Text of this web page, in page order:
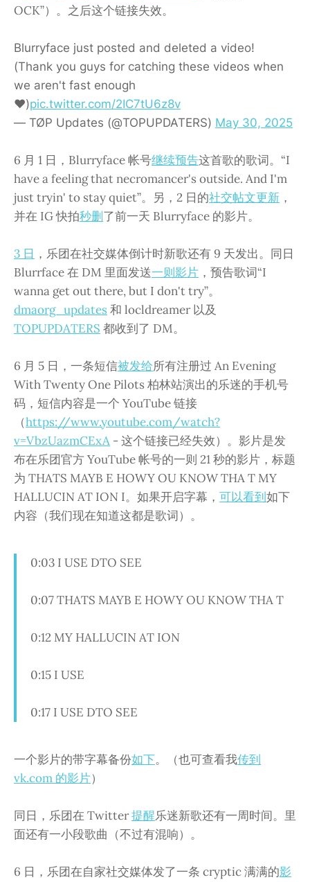
OCK”）。之后这个链接失效。
Blurryface just posted and deleted a video!
(Thank you guys for catching these videos when
we aren't fast enough
♥️)pic.twitter.com/2IC7tU6z8v
— TØP Updates (@TOPUPDATERS) May 30, 2025
6 月 1 日，Blurryface 帐号继续预告这首歌的歌词。“I
have a feeling that necromancer's outside. And I'm
just tryin' to stay quiet”。另，2 日的社交帖文更新 ，
并在 IG 快拍秒删了前一天 Blurryface 的影片。
3 日 ，乐团在社交媒体倒计时新歌还有 9 天发出。同日
Blurrface 在 DM 里面发送一则影片 ，预告歌词“I
wanna get out there, but I don't try”。
dmaorg_updates 和 locldreamer 以及
TOPUPDATERS 都收到了 DM。
6 月 5 日，一条短信被发给所有注册过 An Evening
With Twenty One Pilots 柏林站演出的乐迷的手机号
码，短信内容是一个 YouTube 链接
（https://www.youtube.com/watch?
v=VbzUazmCExA - 这个链接已经失效）。影片是发
布在乐团官方 YouTube 帐号的一则 21 秒的影片，标题
为 THATS MAYB E HOWY OU KNOW THA T MY
HALLUCIN AT ION I。如果开启字幕， 可以看到如下
内容（我们现在知道这都是歌词）。
0:03 I USE DTO SEE
0:07 THATS MAYB E HOWY OU KNOW THA T
0:12 MY HALLUCIN AT ION
0:15 I USE
0:17 I USE DTO SEE
一个影片的带字幕备份如下。（也可查看我传到
vk.com 的影片）
同日，乐团在 Twitter提醒乐迷新歌还有一周时间。里
面还有一小段歌曲（不过有混响）。
6 日，乐团在自家社交媒体发了一条 cryptic 满满的影